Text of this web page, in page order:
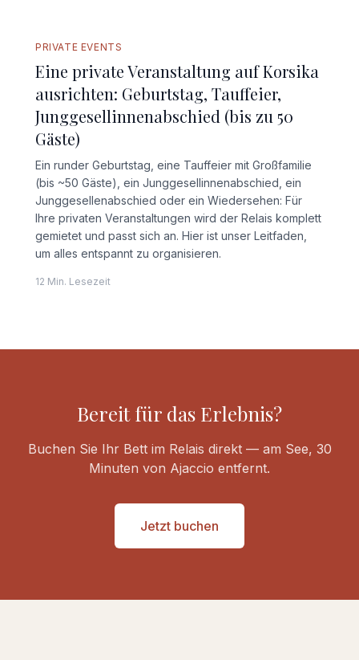
VOLLSTÄNDIGER LEITFADEN
PRIVATE EVENTS
Eine private Veranstaltung auf Korsika
ausrichten: Geburtstag, Tauffeier,
Junggesellinnenabschied (bis zu 50
Gäste)
Ein runder Geburtstag, eine Tauffeier mit Großfamilie
(bis ~50 Gäste), ein Junggesellinnenabschied, ein
Junggesellenabschied oder ein Wiedersehen: Für
Ihre privaten Veranstaltungen wird der Relais komplett
gemietet und passt sich an. Hier ist unser Leitfaden,
um alles entspannt zu organisieren.
12 Min. Lesezeit
Bereit für das Erlebnis?
Buchen Sie Ihr Bett im Relais direkt — am See, 30
Minuten von Ajaccio entfernt.
Jetzt buchen